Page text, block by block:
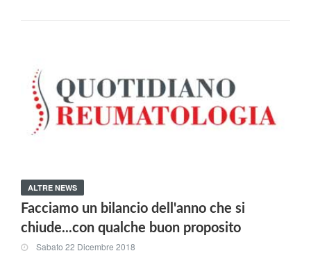
ALTRE NEWS
Facciamo un bilancio dell'anno che si
chiude...con qualche buon proposito
Sabato 22 Dicembre 2018